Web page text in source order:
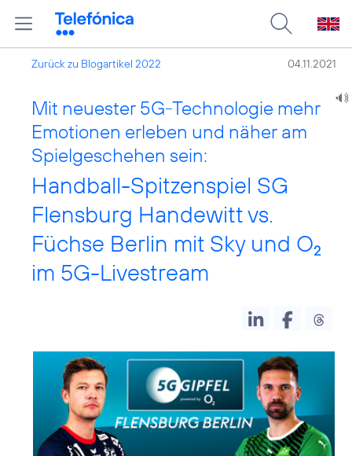
Zurück zu Blogartikel 2022 04.11.2021
Mit neuester 5G-Technologie mehr
Emotionen erleben und näher am
Spielgeschehen sein:
Handball-Spitzenspiel SG
Flensburg Handewitt vs.
Füchse Berlin mit Sky und O2
im 5G-Livestream